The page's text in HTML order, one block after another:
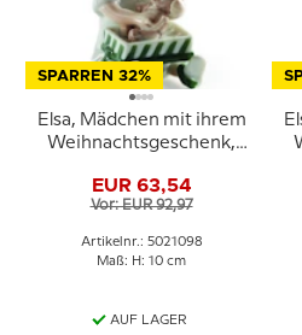
SPARREN 32%
Elsa, Mädchen mit ihrem
Weihnachtsgeschenk,
Nr. 098
EUR 63,54
Vor: EUR 92,97
Artikelnr.: 5021098
Maß: H: 10 cm
AUF LAGER